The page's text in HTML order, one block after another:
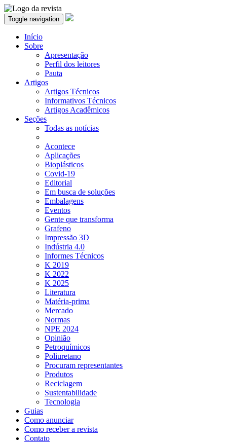
Toggle navigation
Início
Sobre
Apresentação
Perfil dos leitores
Pauta
Artigos
Artigos Técnicos
Informativos Técnicos
Artigos Acadêmicos
Seções
Todas as notícias
Acontece
Aplicações
Bioplásticos
Covid-19
Editorial
Em busca de soluções
Embalagens
Eventos
Gente que transforma
Grafeno
Impressão 3D
Indústria 4.0
Informes Técnicos
K 2019
K 2022
K 2025
Literatura
Matéria-prima
Mercado
Normas
NPE 2024
Opinião
Petroquímicos
Poliuretano
Procuram representantes
Produtos
Reciclagem
Sustentabilidade
Tecnologia
Guias
Como anunciar
Como receber a revista
Contato